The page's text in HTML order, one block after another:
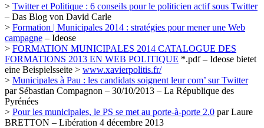
> Twitter et Politique : 6 conseils pour le politicien actif sous Twitter
– Das Blog von David Carle
> Formation | Municipales 2014 : stratégies pour mener une Web
campagne – Ideose
> FORMATION MUNICIPALES 2014 CATALOGUE DES
FORMATIONS 2013 EN WEB POLITIQUE *.pdf – Ideose bietet
eine Beispielsseite > www.xavierpolitis.fr/
> Municipales à Pau : les candidats soignent leur com’ sur Twitter
par Sébastian Compagnon – 30/10/2013 – La République des
Pyrénées
> Pour les municipales, le PS se met au porte-à-porte 2.0 par Laure
BRETTON – Libération 4 décembre 2013